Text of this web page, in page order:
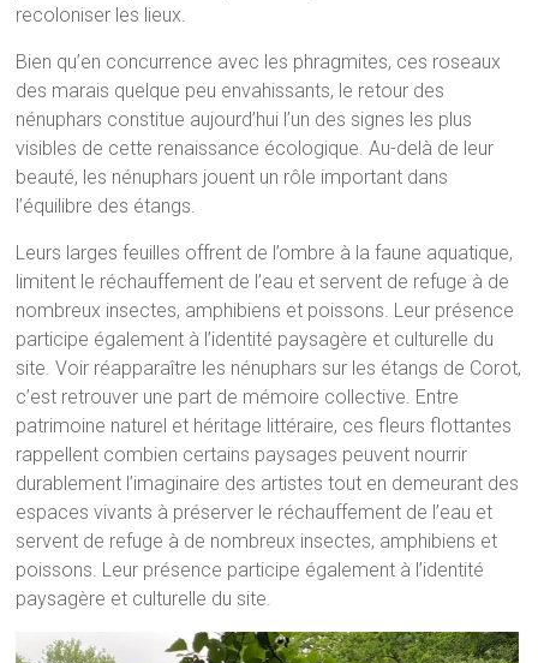
recoloniser les lieux.
Bien qu’en concurrence avec les phragmites, ces roseaux
des marais quelque peu envahissants, le retour des
nénuphars constitue aujourd’hui l’un des signes les plus
visibles de cette renaissance écologique. Au-delà de leur
beauté, les nénuphars jouent un rôle important dans
l’équilibre des étangs.
Leurs larges feuilles offrent de l’ombre à la faune aquatique,
limitent le réchauffement de l’eau et servent de refuge à de
nombreux insectes, amphibiens et poissons. Leur présence
participe également à l’identité paysagère et culturelle du
site. Voir réapparaître les nénuphars sur les étangs de Corot,
c’est retrouver une part de mémoire collective. Entre
patrimoine naturel et héritage littéraire, ces fleurs flottantes
rappellent combien certains paysages peuvent nourrir
durablement l’imaginaire des artistes tout en demeurant des
espaces vivants à préserver le réchauffement de l’eau et
servent de refuge à de nombreux insectes, amphibiens et
poissons. Leur présence participe également à l’identité
paysagère et culturelle du site.